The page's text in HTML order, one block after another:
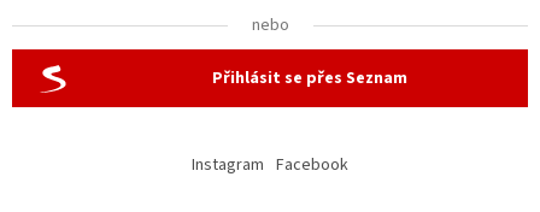
nebo
Přihlásit se přes Seznam
Instagram Facebook